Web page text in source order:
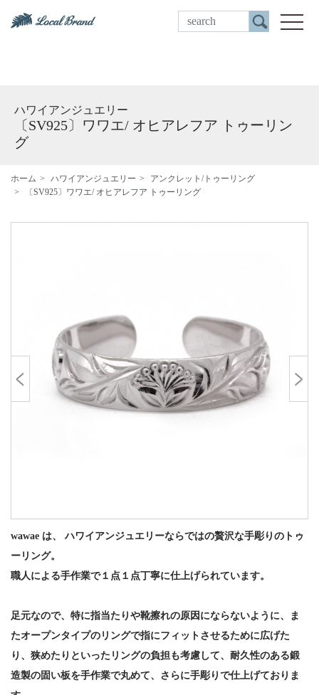
ご来店予約
ハワイアンジュエリー
〔SV925〕ワワエ/ オヒアレフア トゥーリン
グ
ホーム ハワイアンジュエリー
アンクレット/トゥーリング
〔SV925〕ワワエ/ オヒアレフア トゥーリング
wawae は、 ハワイアンジュエリーならではの贅沢な手彫りのトゥ
ーリング。
職人による手作業で１点１点丁寧に仕上げられています。
足元なので、特に指当たりや靴擦れの原因にならないように、ま
たオープンタイプのリングで指にフィットさせるために広げた
り、狭めたりといったリングの負担も考慮して、耐久性のある鍛
造製の固い板を手作業で丸めて、さらに手彫りで仕上げておりま